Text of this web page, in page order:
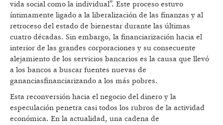
vida social como la individual”. Este proceso estuvo
íntimamente ligado a la liberalización de las finanzas y al
retroceso del estado de bienestar durante las últimas
cuatro décadas. Sin embargo, la financiarización hacia el
interior de las grandes corporaciones y su consecuente
alejamiento de los servicios bancarios es la causa que llevó
a los bancos a buscar fuentes nuevas de
gananciasfinanciarizando a los más pobres.
Esta reconversión hacia el negocio del dinero y la
especulación penetra casi todos los rubros de la actividad
económica. En la actualidad, una cadena de